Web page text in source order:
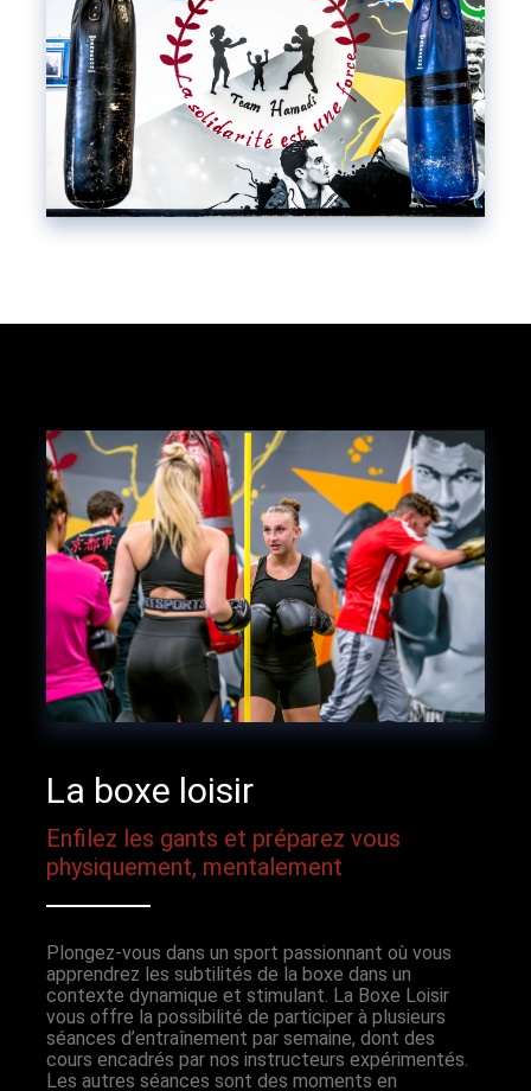
La boxe loisir
Enfilez les gants et préparez vous
physiquement, mentalement
Plongez-vous dans un sport passionnant où vous
apprendrez les subtilités de la boxe dans un
contexte dynamique et stimulant. La Boxe Loisir
vous offre la possibilité de participer à plusieurs
séances d’entraînement par semaine, dont des
cours encadrés par nos instructeurs expérimentés.
Les autres séances sont des moments en